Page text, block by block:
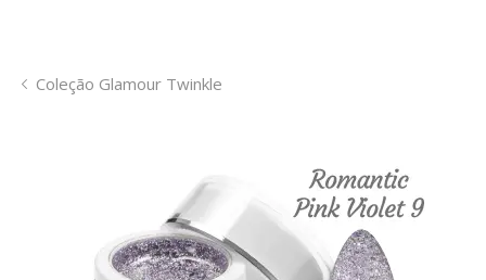
Coleção Glamour Twinkle